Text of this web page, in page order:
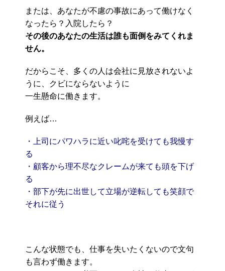
または、あなたが不慮の事故にあって働けなく
なったら？入院したら？
その後のあなたの生活は誰も面倒をみてくれま
せん。
だからこそ、多くの人は会社に見放されないよ
うに、クビにならないように
一生懸命に働きます。
例えば…
・上司にパワハラに近い叱咤を受けても我慢す
る
・顧客から理不尽なクレームが来ても頭を下げ
る
・部下が先に出世して立場が逆転しても笑顔で
それに従う
こんな状態でも、仕事を失いたくないので文句
も言わず働きます。